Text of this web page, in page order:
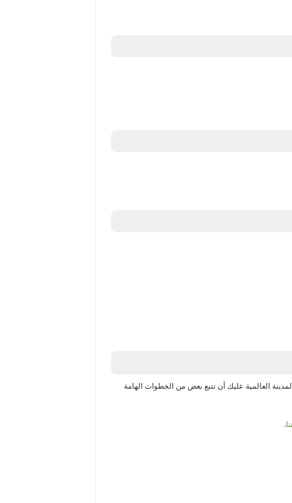
العالمية عليك أن تتبع بعض من الخطوات الهامة
.